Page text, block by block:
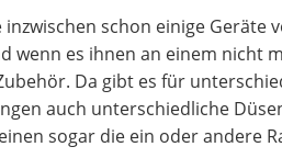
schon einige Geräte
wenn es ihnen an einem nicht
Da gibt es für
auch unterschiedliche
sogar die ein oder andere